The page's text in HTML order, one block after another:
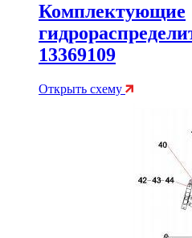
Комплектующие
13369109
Открыть схему